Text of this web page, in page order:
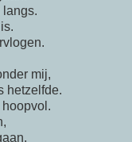
langs.
mij,
hetzelfde.